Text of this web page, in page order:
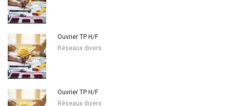
Ouvrier TP H/F
Réseaux divers
Ouvrier TP H/F
Réseaux divers